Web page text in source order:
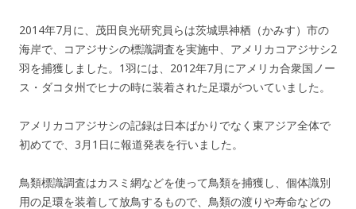
2014年7月に、茂田良光研究員らは茨城県神栖（かみす）市の
海岸で、コアジサシの標識調査を実施中、アメリカコアジサシ2
羽を捕獲しました。1羽には、2012年7月にアメリカ合衆国ノー
ス・ダコタ州でヒナの時に装着された足環がついていました。
アメリカコアジサシの記録は日本ばかりでなく東アジア全体で
初めてで、3月1日に報道発表を行いました。
鳥類標識調査はカスミ網などを使って鳥類を捕獲し、個体識別
用の足環を装着して放鳥するもので、鳥類の渡りや寿命などの